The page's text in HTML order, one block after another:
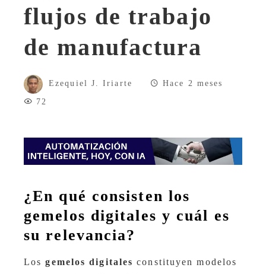
flujos de trabajo
de manufactura
Ezequiel J. Iriarte
Hace 2 meses
72
¿En qué consisten los
gemelos digitales y cuál es
su relevancia?
Losgemelos digitales constituyen modelos